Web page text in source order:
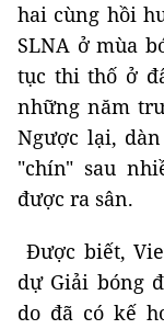
hai cùng hồi
SLNA ở mùa
tục thi thố ở
những năm
Ngược lại,
"chín" sau
được ra sân.
Được biết,
dự Giải bóng
do đã có kế